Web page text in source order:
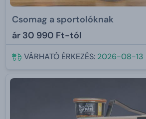
Csomag a sportolóknak
ár 30 990 Ft-tól
VÁRHATÓ ÉRKEZÉS: 2026-08-13